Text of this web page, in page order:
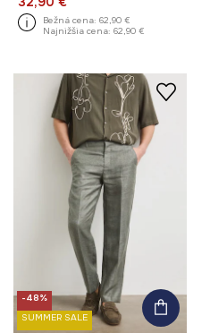
Bežná cena: 62,90 €
Najnižšia cena: 62,90 €
-48%
SUMMER SALE